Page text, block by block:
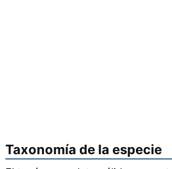
Taxonomía de la especie